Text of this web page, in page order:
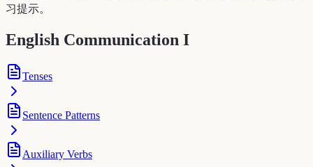
习提示。
English Communication I
Tenses
Sentence Patterns
Auxiliary Verbs